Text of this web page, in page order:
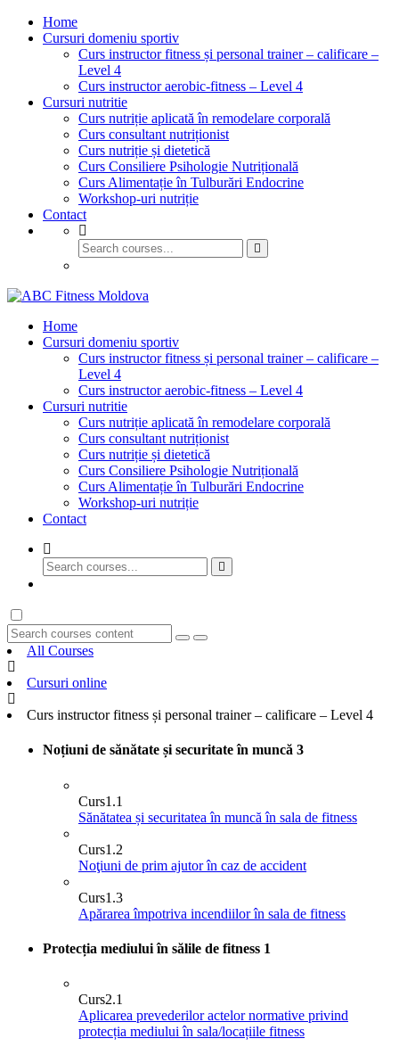
Home
Cursuri domeniu sportiv
Curs instructor fitness și personal trainer – calificare –
Level 4
Curs instructor aerobic-fitness – Level 4
Cursuri nutritie
Curs nutriție aplicată în remodelare corporală
Curs consultant nutriționist
Curs nutriție și dietetică
Curs Consiliere Psihologie Nutrițională
Curs Alimentație în Tulburări Endocrine
Workshop-uri nutriție
Contact
Home
Cursuri domeniu sportiv
Curs instructor fitness și personal trainer – calificare –
Level 4
Curs instructor aerobic-fitness – Level 4
Cursuri nutritie
Curs nutriție aplicată în remodelare corporală
Curs consultant nutriționist
Curs nutriție și dietetică
Curs Consiliere Psihologie Nutrițională
Curs Alimentație în Tulburări Endocrine
Workshop-uri nutriție
Contact
All Courses
Cursuri online
Curs instructor fitness și personal trainer – calificare – Level 4
Noțiuni de sănătate și securitate în muncă 3
Curs1.1
Sănătatea și securitatea în muncă în sala de fitness
Curs1.2
Noţiuni de prim ajutor în caz de accident
Curs1.3
Apărarea împotriva incendiilor în sala de fitness
Protecția mediului în sălile de fitness 1
Curs2.1
Aplicarea prevederilor actelor normative privind
protecția mediului în sala/locațiile fitness